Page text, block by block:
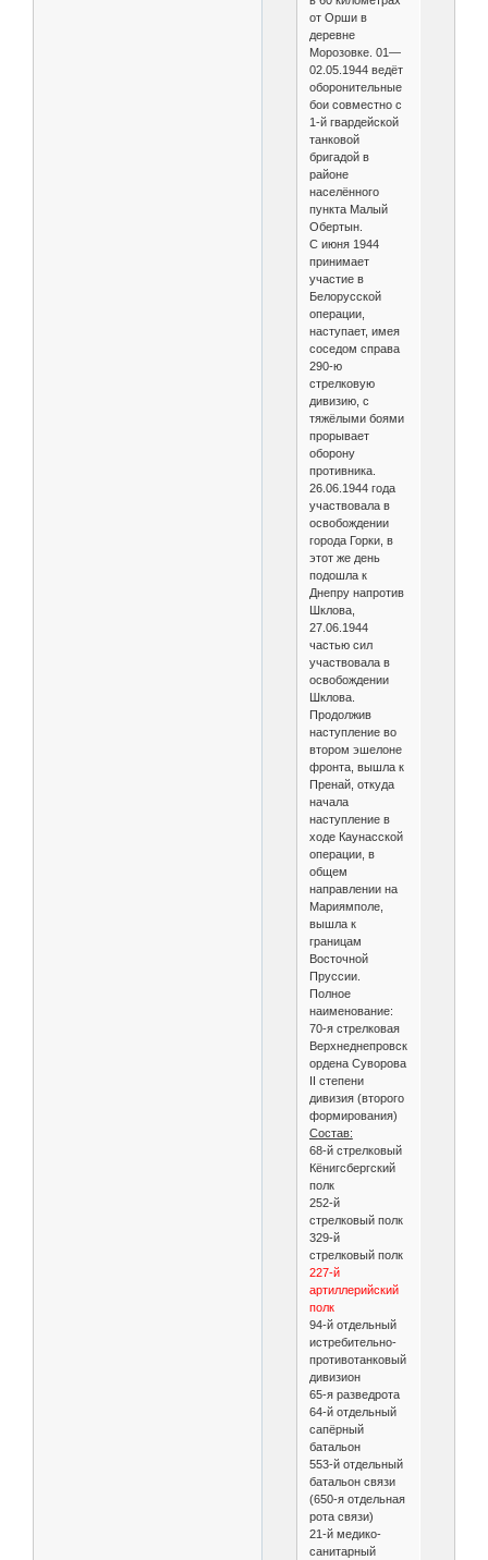
от Орши в
деревне
Морозовке. 01—
02.05.1944 ведёт
оборонительные
бои совместно с
1-й гвардейской
танковой
бригадой в
районе
населённого
пункта Малый
Обертын.
С июня 1944
принимает
участие в
Белорусской
операции,
наступает, имея
соседом справа
290-ю
стрелковую
дивизию, с
тяжёлыми боями
прорывает
оборону
противника.
26.06.1944 года
участвовала в
освобождении
города Горки, в
этот же день
подошла к
Днепру напротив
Шклова,
27.06.1944
частью сил
участвовала в
освобождении
Шклова.
Продолжив
наступление во
втором эшелоне
фронта, вышла к
Пренай, откуда
начала
наступление в
ходе Каунасской
операции, в
общем
направлении на
Мариямполе,
вышла к
границам
Восточной
Пруссии.
Полное
наименование:
70-я стрелковая
Верхнеднепровская
ордена Суворова
II степени
дивизия (второго
формирования)
Состав:
68-й стрелковый
Кёнигсбергский
полк
252-й
стрелковый полк
329-й
стрелковый полк
227-й
артиллерийский
полк
94-й отдельный
истребительно-
противотанковый
дивизион
65-я разведрота
64-й отдельный
сапёрный
батальон
553-й отдельный
батальон связи
(650-я отдельная
рота связи)
21-й медико-
санитарный